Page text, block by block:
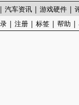
| 汽车资讯 | 游戏硬件 |
| 注册 | 标签 | 帮助 |